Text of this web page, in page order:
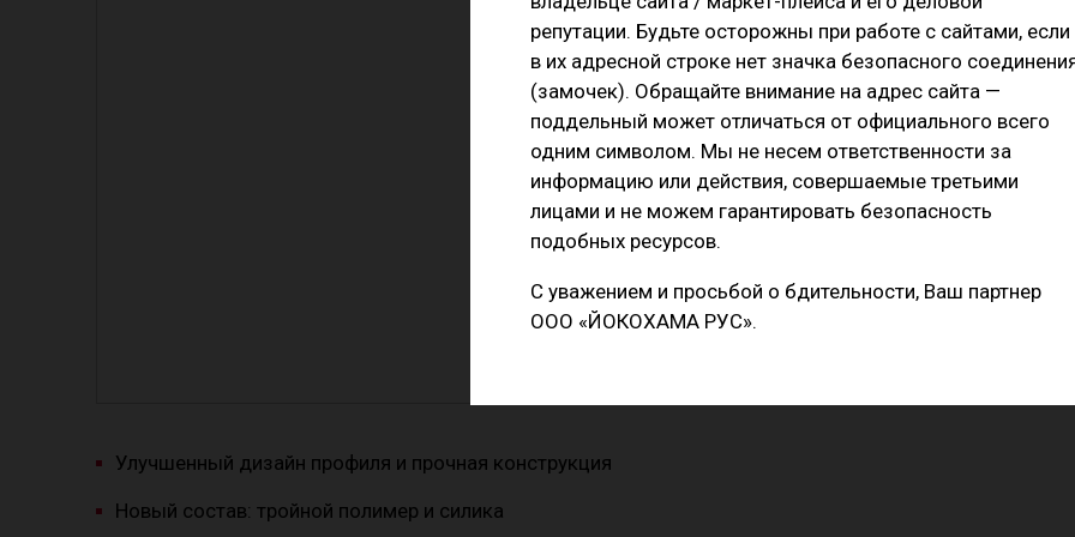
Улучшенный дизайн профиля и прочная конструкция
Новый состав: тройной полимер и силика
репутации. Будьте осторожны при работе с сайтами, если
в их адресной строке нет значка безопасного
(замочек). Обращайте внимание на адрес сайта —
поддельный может отличаться от официального всего
одним символом. Мы не несем ответственности за
информацию или действия, совершаемые третьими
лицами и не можем гарантировать безопасность
подобных ресурсов.
С уважением и просьбой о бдительности, Ваш партнер
ООО «ЙОКОХАМА РУС».